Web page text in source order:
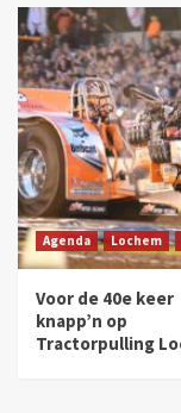
Agenda Lochem
Voor de 40e keer
knapp’n op
Tractorpulling